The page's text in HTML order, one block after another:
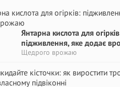
Янтарна кислота для
підживлення, яке додає
Щедрого врожаю